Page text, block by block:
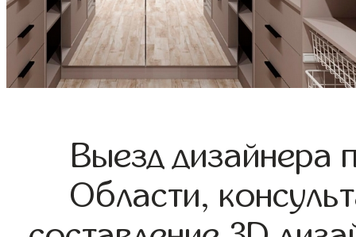
Выезд дизайнера
Области,